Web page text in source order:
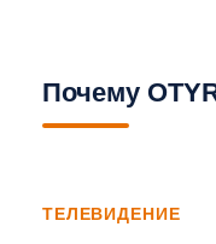
Почему
ТЕЛЕВИДЕНИЕ